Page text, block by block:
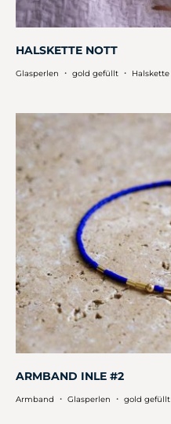
HALSKETTE NOTT
Glasperlen ・ gold gefüllt ・ Halskette
ARMBAND INLE #2
Armband ・ Glasperlen ・ gold gefüllt